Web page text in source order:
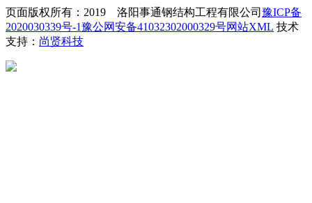
页面版权所有：2019 洛阳事通钢结构工程有限公司 豫ICP备
2020030339号-1豫公网安备41032302000329号网站XML 技术
支持： 尚贤科技